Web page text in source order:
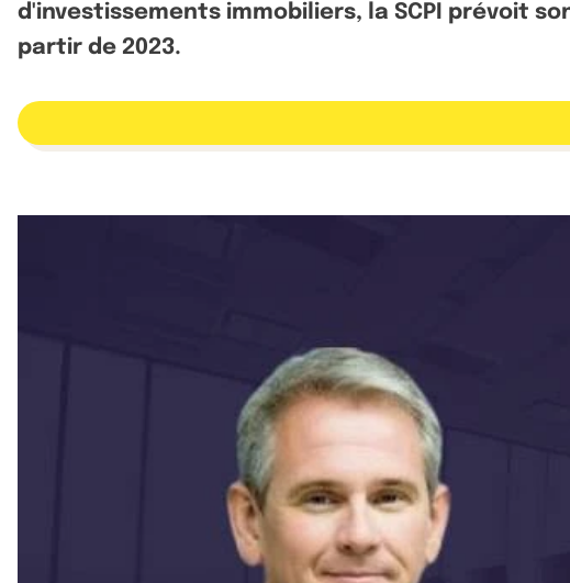
d'investissements immobiliers, la SCPI prévoit
partir de 2023.